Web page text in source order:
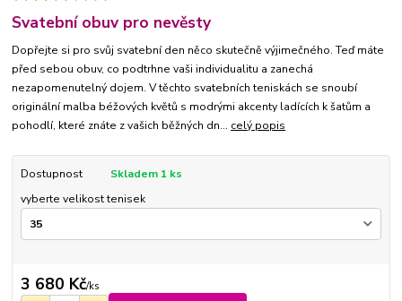
Svatební obuv pro nevěsty
Dopřejte si pro svůj svatební den něco skutečně výjimečného. Teď máte
před sebou obuv, co podtrhne vaši individualitu a zanechá
nezapomenutelný dojem. V těchto svatebních teniskách se snoubí
originální malba béžových květů s modrými akcenty ladících k šatům a
pohodlí, které znáte z vašich běžných dn... celý popis
Dostupnost
Skladem 1 ks
vyberte velikost tenisek
3 680 Kč/ks